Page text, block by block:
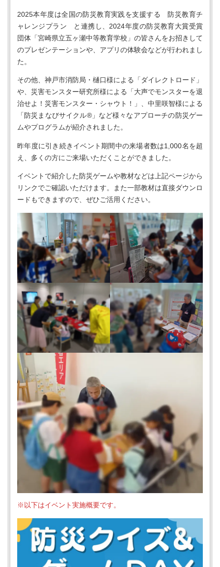
2025本年度は全国の防災教育実践を支援する 防災教育チ
ャレンジプラン と連携し、2024年度の防災教育大賞受賞
団体「宮崎県立五ヶ瀬中等教育学校」の皆さんをお招きして
のプレゼンテーションや、アプリの体験会などが行われまし
た。
その他、神戸市消防局・樋口様による「ダイレクトロード」
や、災害モンスター研究所様による「大声でモンスターを退
治せよ！災害モンスター・シャウト！」、中里咲智様による
「防災まなびサイクル®︎」など様々なアプローチの防災ゲー
ムやプログラムが紹介されました。
昨年度に引き続きイベント期間中の来場者数は1,000名を超
え、多くの方にご来場いただくことができました。
イベントで紹介した防災ゲームや教材などは上記ページから
リンクでご確認いただけます。また一部教材は直接ダウンロ
ードもできますので、ぜひご活用ください。
※以下はイベント実施概要です。